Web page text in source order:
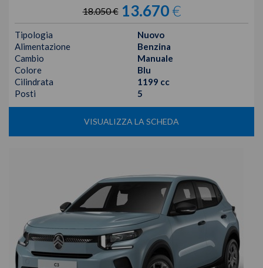
18.050 € 13.670€
Tipologia
Nuovo
Alimentazione
Benzina
Cambio
Manuale
Colore
Blu
Cilindrata
1199 cc
Posti
5
VISUALIZZA LA SCHEDA